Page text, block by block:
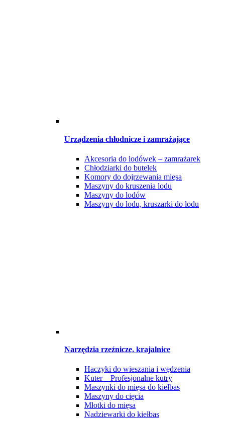
Urządzenia chłodnicze i zamrażające
Akcesoria do lodówek – zamrażarek
Chłodziarki do butelek
Komory do dojrzewania mięsa
Maszyny do kruszenia lodu
Maszyny do lodów
Maszyny do lodu, kruszarki do lodu
Narzędzia rzeźnicze, krajalnice
Haczyki do wieszania i wędzenia
Kuter – Profesjonalne kutry
Maszynki do mięsa do kiełbas
Maszyny do cięcia
Młotki do mięsa
Nadziewarki do kiełbas